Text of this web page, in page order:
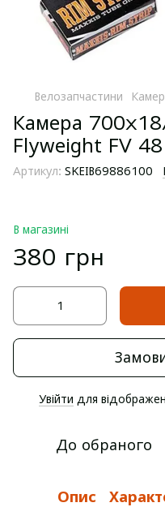
Велозапчастини
Камера
Flyweight FV
Артикул: SKEIB69886100
В магазині
380 грн
Увійти для
До обраного
Опис